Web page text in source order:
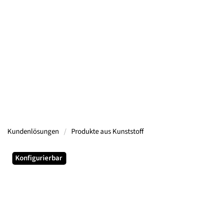
Kundenlösungen Produkte aus Kunststoff
Konfigurierbar